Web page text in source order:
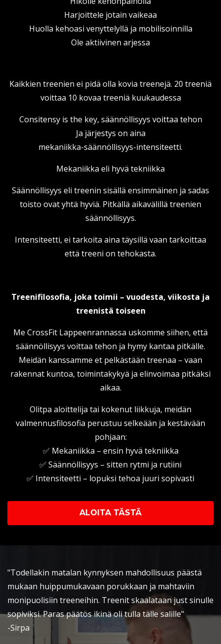
Harjoittele jotain vaikeaa
Huolla kehoasi venyttelyllä ja mobilisoinnilla
Ole aktiivinen arjessa
Kaikkien treenien ei pidä olla kovia treenejä. 20 treeniä
voittaa 10 kovaa treeniä kuukaudessa
Consitensy is the key, säännöllisyys voittaa tehon
Ja järjestys on aina
mekaniikka-säännöllisyys-intensiteetti.
Mekaniikka eli hyvä tekniikka
Säännöllisyys eli treenin sisällä ensimmäinen ja sadas
toisto ovat yhtä hyviä. Pitkällä aikavälillä treenien
säännöllisyys.
Intensiteetti, ei tarkoita aina täysillä vaan tarkoittaa
että treeni on tehokasta.
Treenifilosofia, joka toimii – vuodesta, viikosta ja
treenistä toiseen
Me CrossFit Lappeenrannassa uskomme siihen, että
säännöllisyys voittaa tehon ja hymy kantaa pitkälle.
Meidän kanssamme et pelkästään treenaa – vaan
rakennat kuntoa, toimintakykyä ja elinvoimaa pitkäksi
aikaa.
Olitpa aloittelija tai kokenut liikkuja, meidän
valmennusfilosofia perustuu selkeään ja kestävään
pohjaan:
✅ Mekaniikka – ensin hyvä tekniikka
✅ Säännöllisyys – sitten rytmi ja rutiini
✅ Intensiteetti – lopuksi tehoa juuri sopivasti
ALOITA TÄSTÄ
"Todellakin matalan kynnyksen mahdollisuus päästä
mukaan huippumukavaan porukkaan ja mahtaviin
monipuolisiin treeneihin. Treenit skaalataan just sinulle
sopiviksi. Paras päätös ikinä oli tulla tälle salille"
-Sirpa